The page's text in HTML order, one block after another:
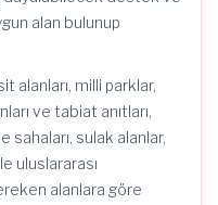
alan bulunup
alanları, milli parklar,
ve tabiat anıtları,
sahaları, sulak alanlar,
uluslararası
alanlara göre